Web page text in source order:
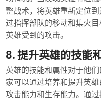
整战术，将英雄重新定位
过指挥部队的移动和集火
英雄受到的攻击。
8. 提升英雄的技能
英雄的技能和属性对于他
家可以通过培养和提升英
攻击能力和生存能力。通